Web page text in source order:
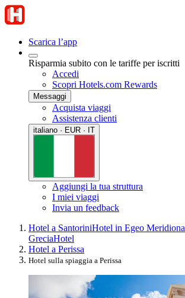
Scarica l’app
Risparmia subito con le tariffe per iscritti
Accedi
Scopri Hotels.com Rewards
Messaggi
Acquista viaggi
Assistenza clienti
italiano · EUR · IT
Aggiungi la tua struttura
I miei viaggi
Invia un feedback
Hotel a SantoriniHotel in Egeo
GreciaHotel
Hotel a Perissa
Hotel sulla spiaggia a Perissa